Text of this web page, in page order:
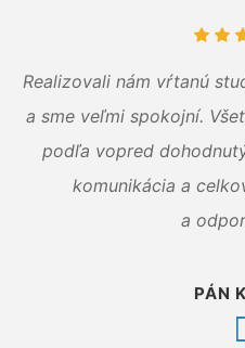
Realizovali nám vŕtanú
a sme veľmi spokojní.
podľa vopred
komunikácia a
a
PÁN